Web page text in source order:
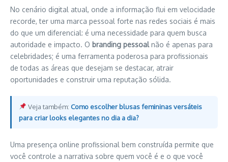
No cenário digital atual, onde a informação flui em velocidade
recorde, ter uma marca pessoal forte nas redes sociais é mais
do que um diferencial: é uma necessidade para quem busca
autoridade e impacto. O branding pessoalnão é apenas para
celebridades; é uma ferramenta poderosa para profissionais
de todas as áreas que desejam se destacar, atrair
oportunidades e construir uma reputação sólida.
Veja também:Como escolher blusas femininas versáteis
para criar looks elegantes no dia a dia?
Uma presença online profissional bem construída permite que
você controle a narrativa sobre quem você é e o que você